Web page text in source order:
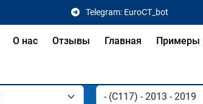
Telegram: EuroCT_bot
О нас Отзывы Главная Примеры